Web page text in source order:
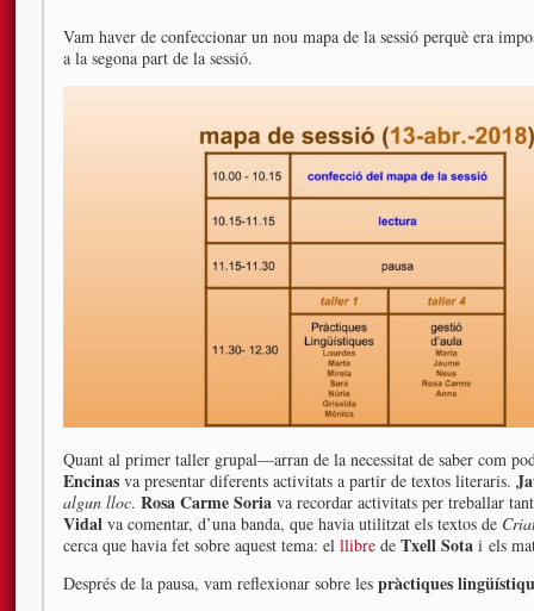
Vam haver de confeccionar un nou mapa de la sessió perquè era
a la segona part de la sessió.
Quant al primer taller grupal—arran de la necessitat de saber com
Encinas va presentar diferents activitats a partir de textos literaris.
algun lloc. Rosa Carme Soria va recordar activitats per treballar
Vidal va comentar, d’una banda, que havia utilitzat els textos de
cerca que havia fet sobre aquest tema: el llibre de Txell Sota i els
Després de la pausa, vam reflexionar sobre les pràctiques